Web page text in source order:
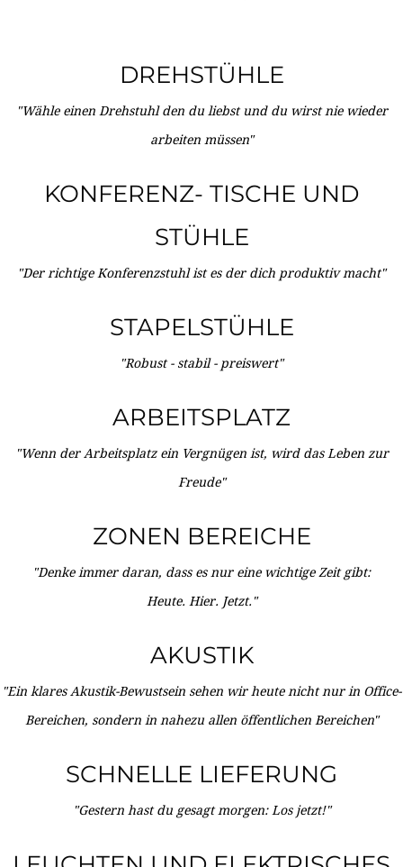
DREHSTÜHLE
"Wähle einen Drehstuhl den du liebst und du wirst nie wieder
arbeiten müssen"
KONFERENZ- TISCHE UND
STÜHLE
"Der richtige Konferenzstuhl ist es der dich produktiv macht"
STAPELSTÜHLE
"Robust - stabil - preiswert"
ARBEITSPLATZ
"Wenn der Arbeitsplatz ein Vergnügen ist, wird das Leben zur
Freude"
ZONEN BEREICHE
"Denke immer daran, dass es nur eine wichtige Zeit gibt:
Heute. Hier. Jetzt."
AKUSTIK
"Ein klares Akustik-Bewustsein sehen wir heute nicht nur in Office-
Bereichen, sondern in nahezu allen öffentlichen Bereichen"
SCHNELLE LIEFERUNG
"Gestern hast du gesagt morgen: Los jetzt!"